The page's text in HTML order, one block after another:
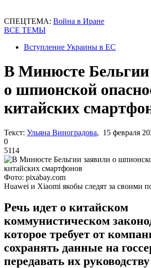
СПЕЦТЕМА: Война в Иране
ВСЕ ТЕМЫ
Вступление Украины в ЕС
В Минюсте Бельгии
о шпионской
китайских
Текст: Ульяна Виноградова, 15 февраля
0
5114
Фото: pixabay.com
Huawei и Xiaomi якобы следят за своими
Речь идет о китайском
коммунистическом
которое требует от
сохранять данные на
передавать их